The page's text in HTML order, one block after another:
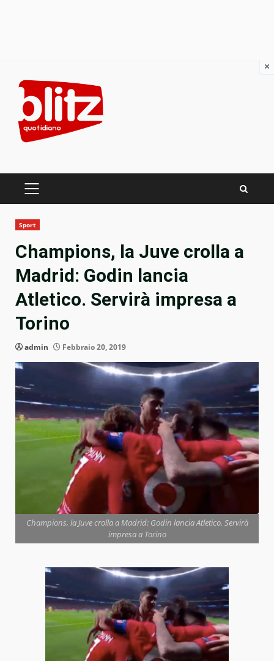
content
PRIMARY
Sport
Champions, la Juve crolla a
Madrid: Godin lancia
Atletico. Servirà impresa a
Torino
admin Febbraio 20, 2019
Champions, la Juve crolla a Madrid: Godin lancia Atletico. Servirà
impresa a Torino
×